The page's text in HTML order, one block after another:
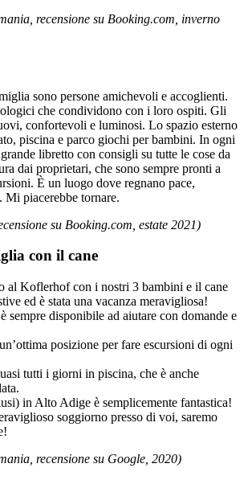
recensione su Booking.com, inverno
sono persone amichevoli e accoglienti.
che condividono con i loro ospiti. Gli
confortevoli e luminosi. Lo spazio esterno
piscina e parco giochi per bambini. In ogni
libretto con consigli su tutte le cose da
dai proprietari, che sono sempre pronti a
È un luogo dove regnano pace,
Mi piacerebbe tornare.
su Booking.com, estate 2021)
con il cane
al Koflerhof con i nostri 3 bambini e il cane
ed è stata una vacanza meravigliosa!
sempre disponibile ad aiutare con domande e
posizione per fare escursioni di ogni
tutti i giorni in piscina, che è anche
in Alto Adige è semplicemente fantastica!
soggiorno presso di voi, saremo
recensione su Google, 2020)